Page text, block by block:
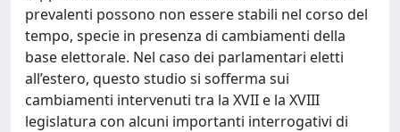
prevalenti possono non essere stabili nel corso del
tempo, specie in presenza di cambiamenti della
base elettorale. Nel caso dei parlamentari eletti
all’estero, questo studio si sofferma sui
cambiamenti intervenuti tra la XVII e la XVIII
legislatura con alcuni importanti interrogativi di